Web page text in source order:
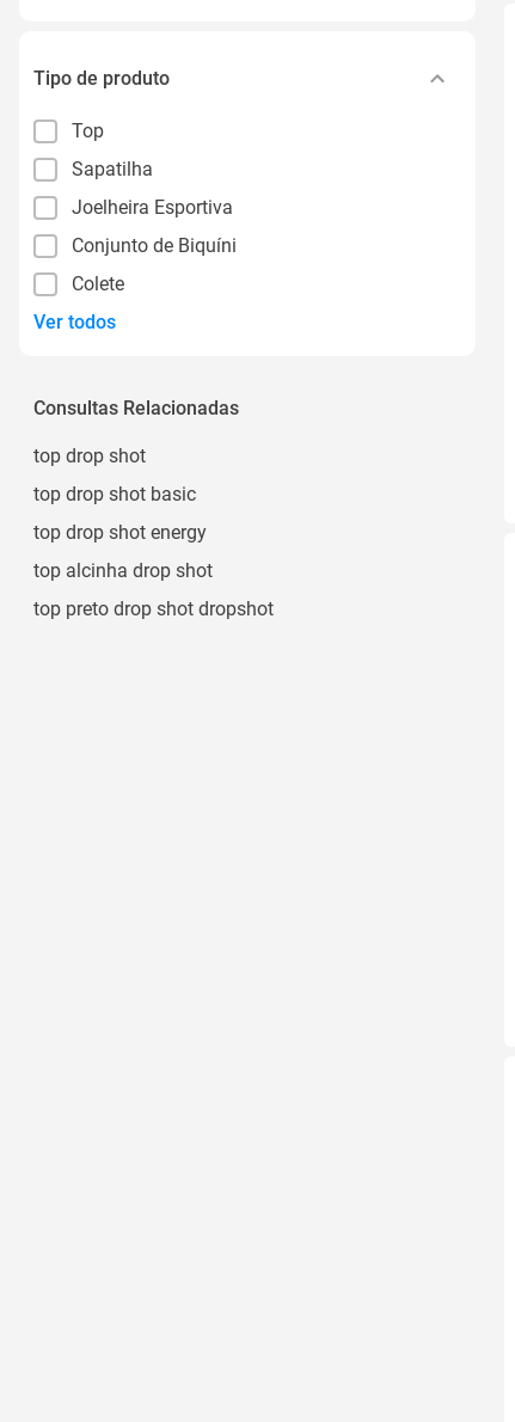
Tipo de produto
Top
Sapatilha
Joelheira Esportiva
Conjunto de Biquíni
Colete
Ver todos
Consultas Relacionadas
top drop shot
top drop shot basic
top drop shot energy
top alcinha drop shot
top preto drop shot dropshot